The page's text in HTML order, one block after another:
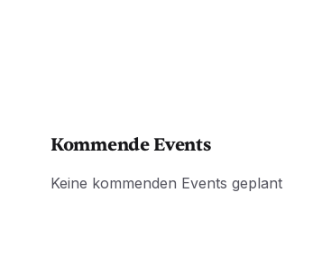
Kommende Events
Keine kommenden Events geplant